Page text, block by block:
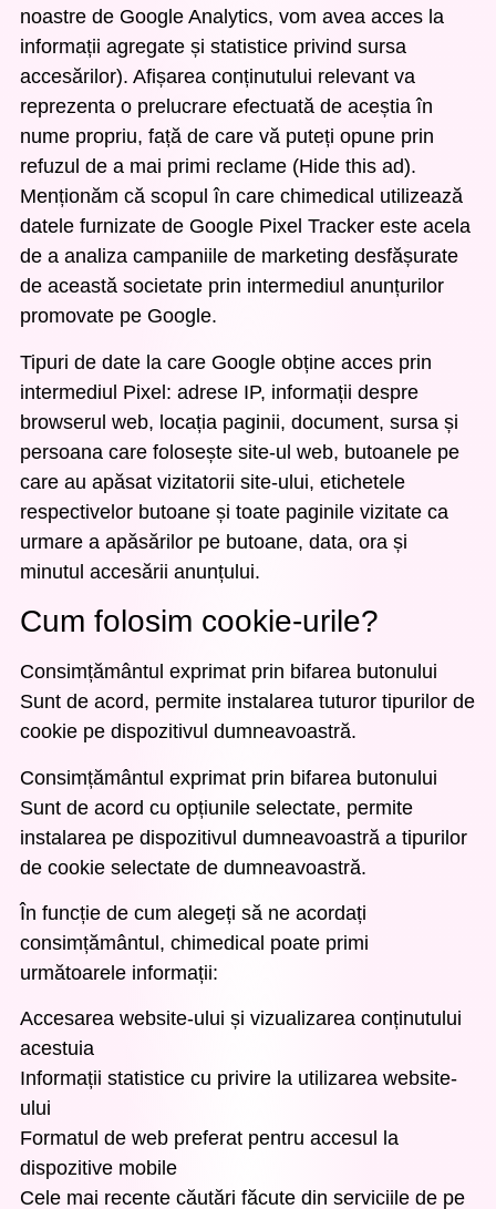
noastre de Google Analytics, vom avea acces la
informații agregate și statistice privind sursa
accesărilor). Afișarea conținutului relevant va
reprezenta o prelucrare efectuată de aceștia în
nume propriu, față de care vă puteți opune prin
refuzul de a mai primi reclame (Hide this ad).
Menționăm că scopul în care chimedical utilizează
datele furnizate de Google Pixel Tracker este acela
de a analiza campaniile de marketing desfășurate
de această societate prin intermediul anunțurilor
promovate pe Google.
Tipuri de date la care Google obține acces prin
intermediul Pixel: adrese IP, informații despre
browserul web, locația paginii, document, sursa și
persoana care folosește site-ul web, butoanele pe
care au apăsat vizitatorii site-ului, etichetele
respectivelor butoane și toate paginile vizitate ca
urmare a apăsărilor pe butoane, data, ora și
minutul accesării anunțului.
Cum folosim cookie-urile?
Consimțământul exprimat prin bifarea butonului
Sunt de acord, permite instalarea tuturor tipurilor de
cookie pe dispozitivul dumneavoastră.
Consimțământul exprimat prin bifarea butonului
Sunt de acord cu opțiunile selectate, permite
instalarea pe dispozitivul dumneavoastră a tipurilor
de cookie selectate de dumneavoastră.
În funcție de cum alegeți să ne acordați
consimțământul, chimedical poate primi
următoarele informații:
Accesarea website-ului și vizualizarea conținutului
acestuia
Informații statistice cu privire la utilizarea website-
ului
Formatul de web preferat pentru accesul la
dispozitive mobile
Cele mai recente căutări făcute din serviciile de pe